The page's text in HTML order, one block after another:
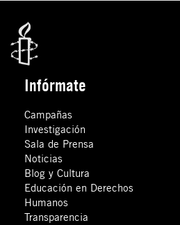
Infórmate
Campañas
Investigación
Sala de Prensa
Noticias
Blog y Cultura
Educación en Derechos
Humanos
Transparencia